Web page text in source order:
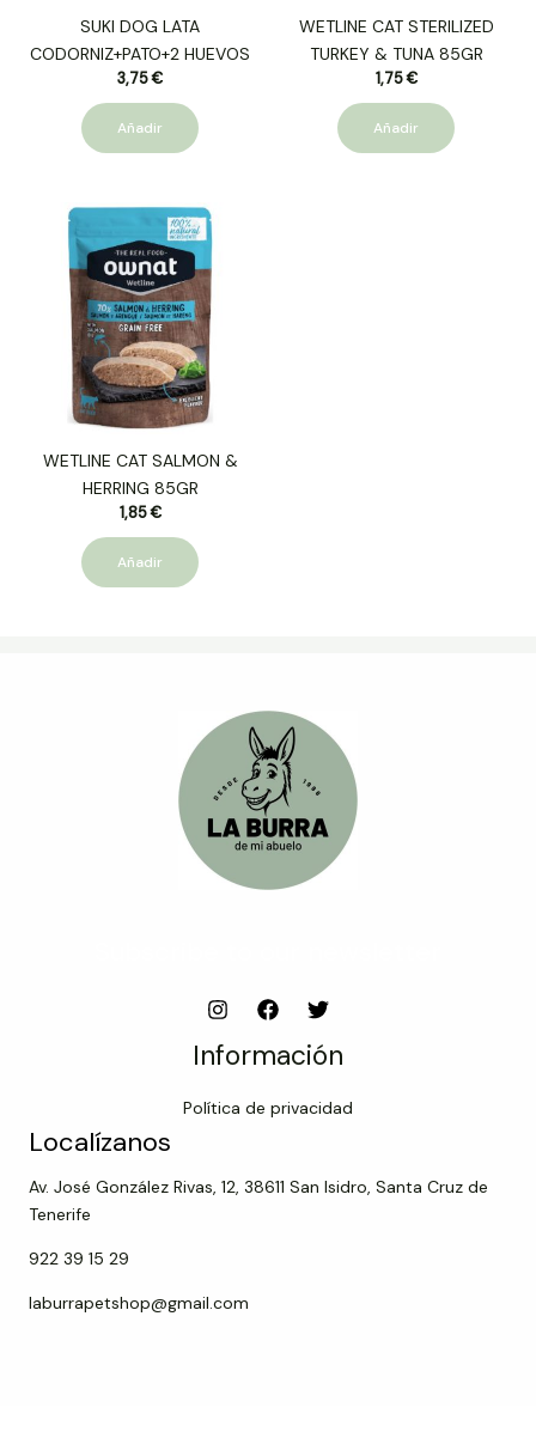
SUKI DOG LATA
CODORNIZ+PATO+2 HUEVOS
3,75€
Añadir
WETLINE CAT STERILIZED
TURKEY & TUNA 85GR
1,75€
Añadir
WETLINE CAT SALMON &
HERRING 85GR
1,85€
Añadir
Información
Política de privacidad
Localízanos
Av. José González Rivas, 12, 38611 San Isidro, Santa Cruz de
Tenerife
922 39 15 29
laburrapetshop@gmail.com